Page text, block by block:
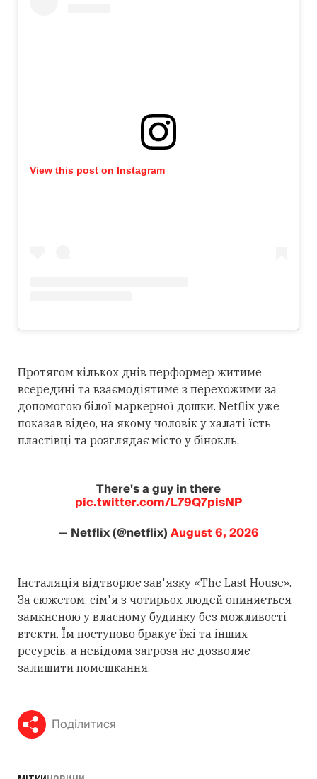
View this post on Instagram
Протягом кількох днів перформер житиме
всередині та взаємодіятиме з перехожими за
допомогою білої маркерної дошки. Netflix уже
показав відео, на якому чоловік у халаті їсть
пластівці та розглядає місто у бінокль.
There's a guy in there
pic.twitter.com/L79Q7pisNP
— Netflix (@netflix)August 6, 2026
Інсталяція відтворює зав'язку «The Last House».
За сюжетом, сім'я з чотирьох людей опиняється
замкненою у власному будинку без можливості
втекти. Їм поступово бракує їжі та інших
ресурсів, а невідома загроза не дозволяє
залишити помешкання.
Поділитися